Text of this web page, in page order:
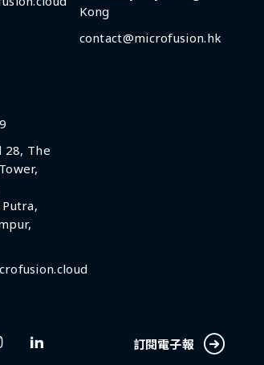
訂閱電子報
Kong
contact@microfusion.hk
28, The